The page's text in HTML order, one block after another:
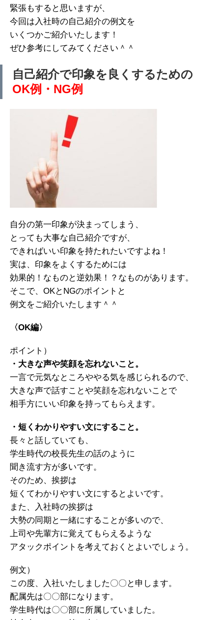
緊張もすると思いますが、
今回は入社時の自己紹介の例文を
いくつかご紹介いたします！
ぜひ参考にしてみてください＾＾
自己紹介で印象を良くするための
OK例・NG例
自分の第一印象が決まってしまう、
とっても大事な自己紹介ですが、
できればいい印象を持たれたいですよね！
実は、印象をよくするためには
効果的！なものと逆効果！？なものがあります。
そこで、OKとNGのポイントと
例文をご紹介いたします＾＾
〈OK編〉
ポイント）
・大きな声や笑顔を忘れないこと。
一言で元気なところややる気を感じられるので、
大きな声で話すことや笑顔を忘れないことで
相手方にいい印象を持ってもらえます。
・短くわかりやすい文にすること。
長々と話していても、
学生時代の校長先生の話のように
聞き流す方が多いです。
そのため、挨拶は
短くてわかりやすい文にするとよいです。
また、入社時の挨拶は
大勢の同期と一緒にすることが多いので、
上司や先輩方に覚えてもらえるような
アタックポイントを考えておくとよいでしょう。
例文）
この度、入社いたしました〇〇と申します。
配属先は〇〇部になります。
学生時代は〇〇部に所属していました。